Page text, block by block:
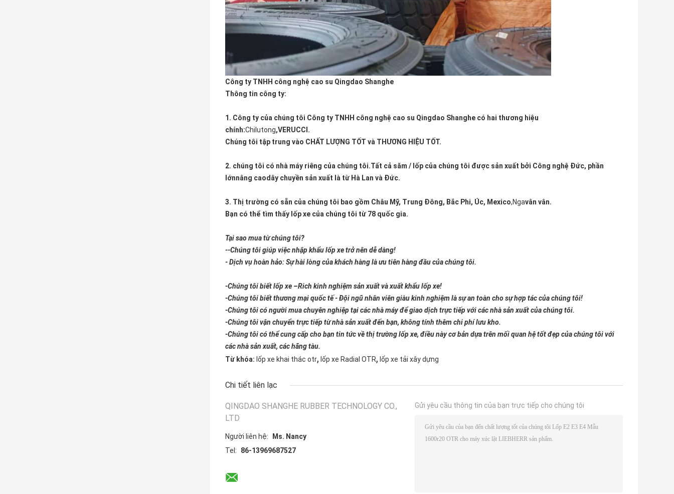
Công ty TNHH công nghệ cao su Qingdao Shanghe
Thông tin công ty:
1. Công ty của chúng tôi Công ty TNHH công nghệ cao su Qingdao Shanghe có hai thương hiệu
chính:Chilutong,VERUCCI .
Chúng tôi tập trung vào CHẤT LƯỢNG TỐT và THƯƠNG HIỆU TỐT.
2. chúng tôi có nhà máy riêng của chúng tôi.Tất cả săm / lốp của chúng tôi được sản xuất bởi Công nghệ Đức, phần
lớnnâng caodây chuyền sản xuất là từ Hà Lan và Đức.
3. Thị trường có sẵn của chúng tôi bao gồm Châu Mỹ, Trung Đông, Bắc Phi, Úc, Mexico,Ngavân vân.
Bạn có thể tìm thấy lốp xe của chúng tôi từ 78 quốc gia.
Tại sao mua từ chúng tôi?
--Chúng tôi giúp việc nhập khẩu lốp xe trở nên dễ dàng!
- Dịch vụ hoàn hảo: Sự hài lòng của khách hàng là ưu tiên hàng đầu của chúng tôi.
-Chúng tôi biết lốp xe –Rich kinh nghiệm sản xuất và xuất khẩu lốp xe!
-Chúng tôi biết thương mại quốc tế - Đội ngũ nhân viên giàu kinh nghiệm là sự an toàn cho sự hợp tác của chúng tôi!
-Chúng tôi có người mua chuyên nghiệp tại các nhà máy để giao dịch trực tiếp với các nhà sản xuất của chúng tôi.
-Chúng tôi vận chuyển trực tiếp từ nhà sản xuất đến bạn, không tính thêm chi phí lưu kho.
-Chúng tôi có thể cung cấp cho bạn tin tức về thị trường lốp xe, điều này cơ bản dựa trên mối quan hệ tốt đẹp của chúng tôi với
các nhà sản xuất, các hãng tàu.
Từ khóa: lốp xe khai thác otr, lốp xe Radial OTR, lốp xe tải xây dựng
Chi tiết liên lạc
QINGDAO SHANGHE RUBBER TECHNOLOGY CO.,
LTD
Người liên hệ:
Ms. Nancy
Tel:
86-13969687527
Gửi yêu cầu thông tin của bạn trực tiếp cho chúng tôi